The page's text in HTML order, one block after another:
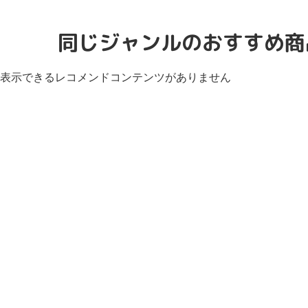
同じジャンルのおすすめ
表示できるレコメンドコンテンツがありません